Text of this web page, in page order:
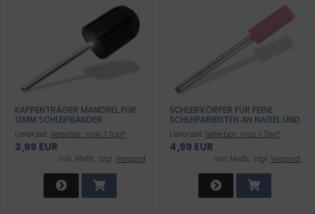
KAPPENTRÄGER MANDREL FÜR
13MM SCHLEIFBÄNDER
SCHLEIFKAPPEN
Lieferzeit: lieferbar, max. 1 Tag*
3,99 EUR
inkl .MwSt., zzgl. Versand
SCHLEIFKÖRPER FÜR FEINE
SCHLEIFARBEITEN AN NAGEL UND
HAUT
Lieferzeit: lieferbar, max. 1 Tag*
4,99 EUR
inkl .MwSt., zzgl. Versand